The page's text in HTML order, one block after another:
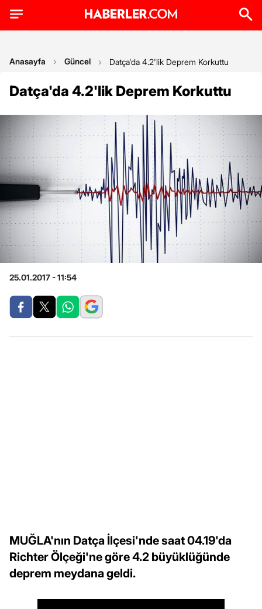
Anasayfa Güncel Datça'da 4.2'lik Deprem Korkuttu
Datça'da 4.2'lik Deprem Korkuttu
25.01.2017 - 11:54
MUĞLA'nın Datça İlçesi'nde saat 04.19'da
Richter Ölçeği'ne göre 4.2 büyüklüğünde
deprem meydana geldi.